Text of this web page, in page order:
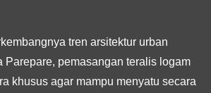
tren arsitektur urban
Parepare, pemasangan teralis logam
khusus agar mampu menyatu secara